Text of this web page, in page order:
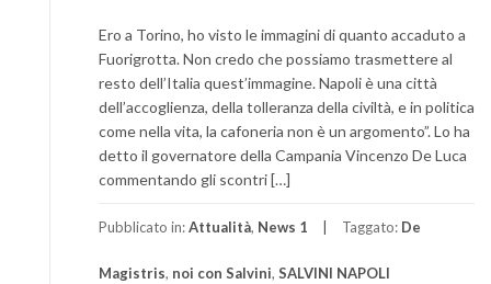
Ero a Torino, ho visto le immagini di quanto accaduto a
Fuorigrotta. Non credo che possiamo trasmettere al
resto dell’Italia quest’immagine. Napoli è una città
dell’accoglienza, della tolleranza della civiltà, e in politica
come nella vita, la cafoneria non è un argomento”. Lo ha
detto il governatore della Campania Vincenzo De Luca
commentando gli scontri […]
Pubblicato in:Attualità, News 1 Taggato: De
Magistris, noi con Salvini, SALVINI NAPOLI